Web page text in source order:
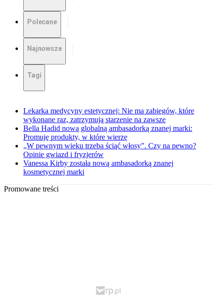
Polecane
Najnowsze
Tagi
Lekarka medycyny estetycznej: Nie ma zabiegów, które
wykonane raz, zatrzymują starzenie na zawsze
Bella Hadid nową globalną ambasadorką znanej marki:
Promuję produkty, w które wierzę
„W pewnym wieku trzeba ściąć włosy”. Czy na pewno?
Opinie gwiazd i fryzjerów
Vanessa Kirby została nową ambasadorką znanej
kosmetycznej marki
Promowane treści